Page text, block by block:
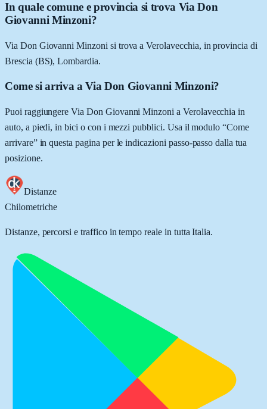
In quale comune e provincia si trova Via Don
Giovanni Minzoni?
Via Don Giovanni Minzoni si trova a Verolavecchia, in provincia di
Brescia (BS), Lombardia.
Come si arriva a Via Don Giovanni Minzoni?
Puoi raggiungere Via Don Giovanni Minzoni a Verolavecchia in
auto, a piedi, in bici o con i mezzi pubblici. Usa il modulo “Come
arrivare” in questa pagina per le indicazioni passo-passo dalla tua
posizione.
Distanze
Chilometriche
Distanze, percorsi e traffico in tempo reale in tutta Italia.